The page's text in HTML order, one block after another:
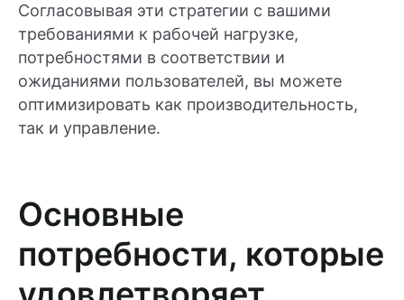
Согласовывая эти стратегии с вашими
требованиями к рабочей нагрузке,
потребностями в соответствии и
ожиданиями пользователей, вы можете
оптимизировать как производительность,
так и управление.
Основные
потребности, которые